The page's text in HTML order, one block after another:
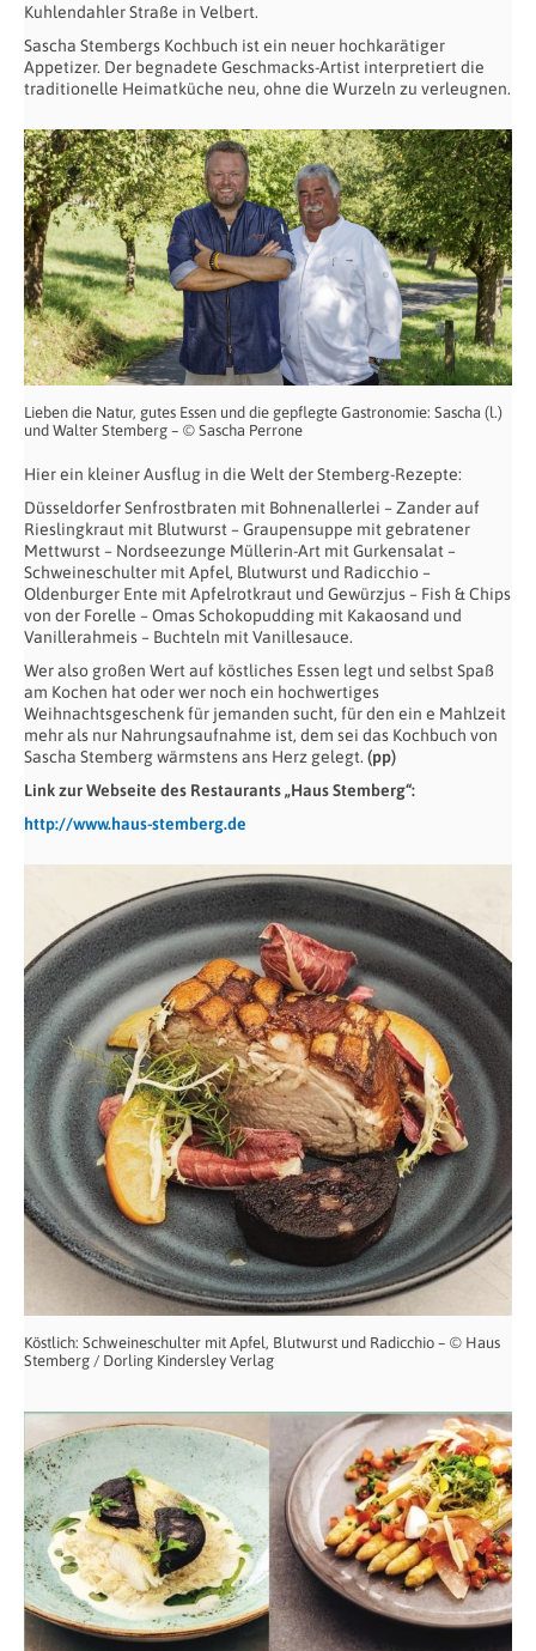
Kuhlendahler Straße in Velbert.
Sascha Stembergs Kochbuch ist ein neuer hochkarätiger
Appetizer. Der begnadete Geschmacks-Artist interpretiert die
traditionelle Heimatküche neu, ohne die Wurzeln zu verleugnen.
Lieben die Natur, gutes Essen und die gepflegte Gastronomie: Sascha (l.)
und Walter Stemberg – © Sascha Perrone
Hier ein kleiner Ausflug in die Welt der Stemberg-Rezepte:
Düsseldorfer Senfrostbraten mit Bohnenallerlei – Zander auf
Rieslingkraut mit Blutwurst – Graupensuppe mit gebratener
Mettwurst – Nordseezunge Müllerin-Art mit Gurkensalat –
Schweineschulter mit Apfel, Blutwurst und Radicchio –
Oldenburger Ente mit Apfelrotkraut und Gewürzjus – Fish & Chips
von der Forelle – Omas Schokopudding mit Kakaosand und
Vanillerahmeis – Buchteln mit Vanillesauce.
Wer also großen Wert auf köstliches Essen legt und selbst Spaß
am Kochen hat oder wer noch ein hochwertiges
Weihnachtsgeschenk für jemanden sucht, für den ein e Mahlzeit
mehr als nur Nahrungsaufnahme ist, dem sei das Kochbuch von
Sascha Stemberg wärmstens ans Herz gelegt. (pp)
Link zur Webseite des Restaurants „Haus Stemberg“:
http://www.haus-stemberg.de
Köstlich: Schweineschulter mit Apfel, Blutwurst und Radicchio – © Haus
Stemberg / Dorling Kindersley Verlag